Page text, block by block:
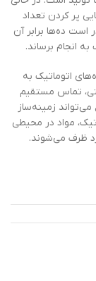
پر کردن تعداد
است ده‌ها برابر آن
انجام برساند.
اتوماتیک به
تماس مستقیم
زمینه‌ساز
مواد در محیطی
ظرف می‌شوند.